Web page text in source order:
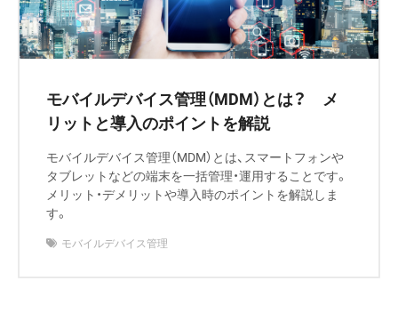
モバイルデバイス管理（MDM）とは？ メ
リットと導入のポイントを解説
モバイルデバイス管理（MDM）とは、スマートフォンや
タブレットなどの端末を一括管理・運用することです。
メリット・デメリットや導入時のポイントを解説しま
す。
モバイルデバイス管理